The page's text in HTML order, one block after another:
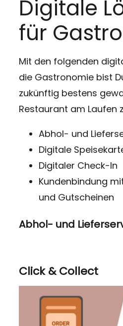
Digitale
für
Mit den folgenden
die Gastronomie bist
zukünftig bestens
Restaurant am Laufen
Abhol- und
Digitale
Digitaler Check-In
Kundenbindung
und Gutscheinen
Abhol- und
Click & Collect